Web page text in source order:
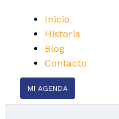
Inicio
Historia
Blog
Contacto
MI AGENDA